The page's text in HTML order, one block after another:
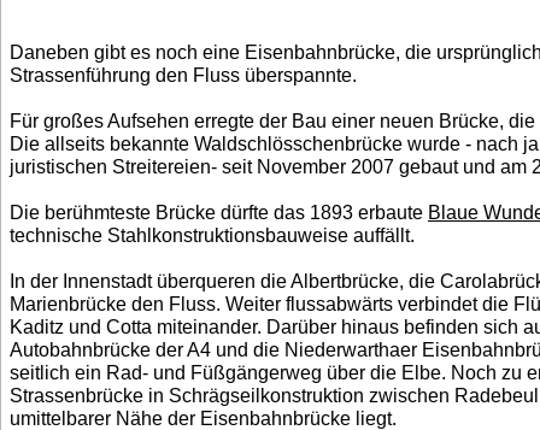
Daneben gibt es noch eine Eisenbahnbrücke, die
Strassenführung den Fluss überspannte.
Für großes Aufsehen erregte der Bau einer neuen Brücke,
Die allseits bekannte Waldschlösschenbrücke wurde - nach
juristischen Streitereien- seit November 2007 gebaut und am
Die berühmteste Brücke dürfte das 1893 erbaute Blaue
technische Stahlkonstruktionsbauweise auffällt.
In der Innenstadt überqueren die Albertbrücke, die
Marienbrücke den Fluss. Weiter flussabwärts verbindet die
Kaditz und Cotta miteinander. Darüber hinaus befinden sich
Autobahnbrücke der A4 und die Niederwarthaer
seitlich ein Rad- und Füßgängerweg über die Elbe. Noch zu
Strassenbrücke in Schrägseilkonstruktion zwischen
umittelbarer Nähe der Eisenbahnbrücke liegt.